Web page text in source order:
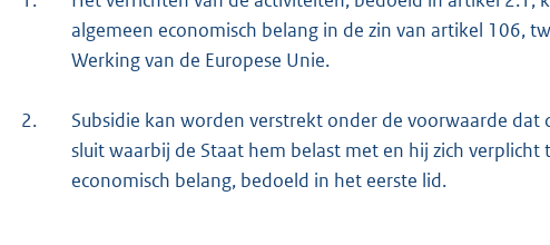
algemeen economisch belang in de zin van artikel 106,
Werking van de Europese Unie.
2.
Subsidie kan worden verstrekt onder de voorwaarde
sluit waarbij de Staat hem belast met en hij zich
economisch belang, bedoeld in het eerste lid.